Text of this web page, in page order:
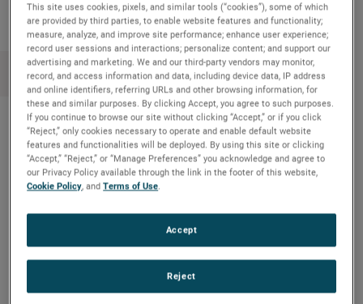
Nouvelles récentes
Meet Kourtney from AMETEK MOCON
Educational board game combines
environmentalism & STEM
Amptek’s X-ray technology enhanced NASA’s
understanding of an ancient asteroid on the OSIRIS-
REx mission
This site uses cookies, pixels, and similar tools (“cookies”), some of which
are provided by third parties, to enable website features and functionality;
measure, analyze, and improve site performance; enhance user experience;
record user sessions and interactions; personalize content; and support our
advertising and marketing. We and our third-party vendors may monitor,
record, and access information and data, including device data, IP address
and online identifiers, referring URLs and other browsing information, for
these and similar purposes. By clicking Accept, you agree to such purposes.
If you continue to browse our site without clicking “Accept,” or if you click
“Reject,” only cookies necessary to operate and enable default website
features and functionalities will be deployed. By using this site or clicking
“Accept,” “Reject,” or “Manage Preferences” you acknowledge and agree to
our Privacy Policy available through the link in the footer of this website,
Cookie Policy, andTerms of Use.
Reject
Accept